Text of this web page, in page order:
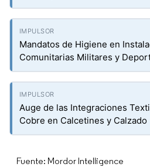
Mandatos de Higiene en
Comunitarias Militares y
Auge de las Integraciones
Cobre en Calcetines y Calzado
Fuente: Mordor Intelligence